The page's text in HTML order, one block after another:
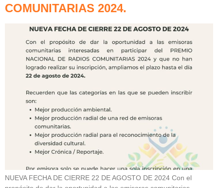
COMUNITARIAS 2024.
NUEVA FECHA DE CIERRE 22 DE AGOSTO DE 2024 Con el